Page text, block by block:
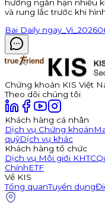
hướng ngắn hạn nhiều
và rung lắc trước khi
Bai Daily
Chứng khoán KIS Việt
Theo dõi chúng tôi
Khách hàng cá nhân
Dịch vụ Chứng khoán
quỹDịch vụ khác
Khách hàng tổ chức
Dịch vụ Môi giới KHTC
ChínhETF
Về KIS
Tổng quanTuyển dụng